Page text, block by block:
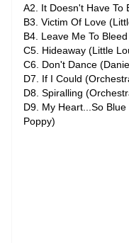
A2. It Doesn't Have To
B3. Victim Of Love
B4. Leave Me To
C5. Hideaway (Little
C6. Don't Dance
D7. If I Could
D8. Spiralling
D9. My Heart...So
Poppy)